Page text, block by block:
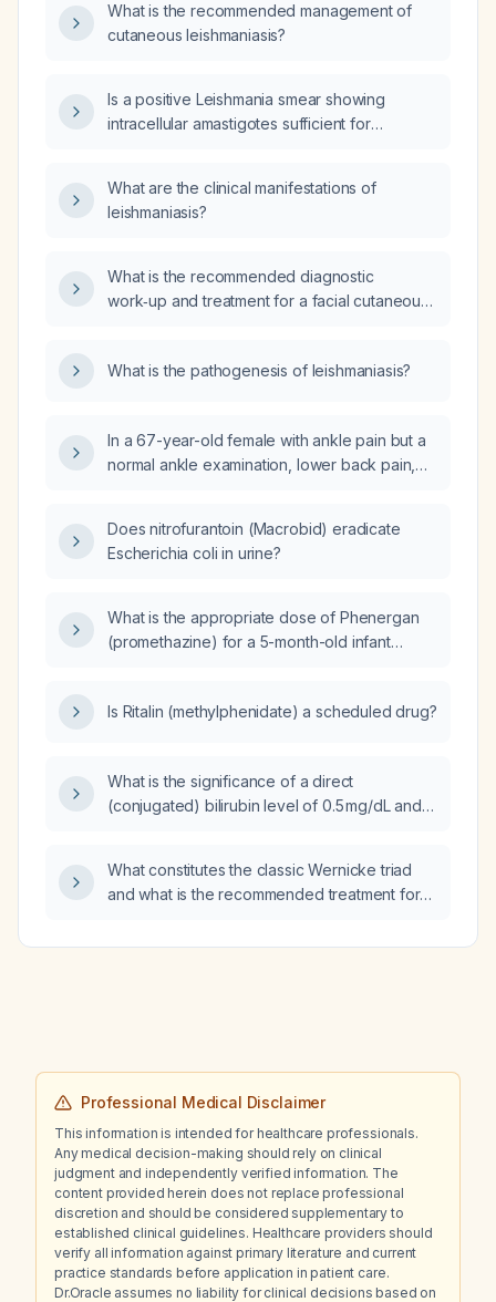
What is the recommended management of
cutaneous leishmaniasis?
Is a positive Leishmania smear showing
intracellular amastigotes sufficient for
What are the clinical manifestations of
leishmaniasis?
What is the recommended diagnostic
work‑up and treatment for a facial cutaneous
What is the pathogenesis of leishmaniasis?
In a 67-year-old female with ankle pain but a
normal ankle examination, lower back pain,
Does nitrofurantoin (Macrobid) eradicate
Escherichia coli in urine?
What is the appropriate dose of Phenergan
(promethazine) for a 5-month-old infant
Is Ritalin (methylphenidate) a scheduled drug?
What is the significance of a direct
(conjugated) bilirubin level of 0.5 mg/dL and
What constitutes the classic Wernicke triad
and what is the recommended treatment for
Professional Medical Disclaimer
This information is intended for healthcare professionals.
Any medical decision-making should rely on clinical
judgment and independently verified information. The
content provided herein does not replace professional
discretion and should be considered supplementary to
established clinical guidelines. Healthcare providers should
verify all information against primary literature and current
practice standards before application in patient care.
Dr.Oracle assumes no liability for clinical decisions based on